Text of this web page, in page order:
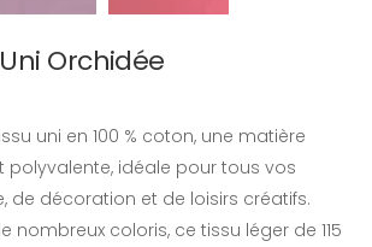
Orchidée
uni en 100 % coton, une matière
polyvalente, idéale pour tous vos
de décoration et de loisirs créatifs.
nombreux coloris, ce tissu léger de 115